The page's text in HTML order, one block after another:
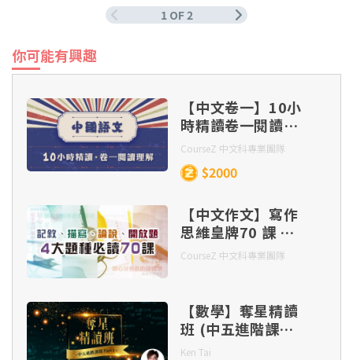
1 OF 2
你可能有興趣
【中文卷一】10小
時精讀卷一閱讀理
解
CourseZ 中文科專業團隊
$2000
【中文作文】寫作
思維皇牌70 課 –
記敘、描寫、 論
批改）
CourseZ 中文科專業團隊
【數學】奪星精讀
班 (中五進階課題
Part 1)
Ken Tai